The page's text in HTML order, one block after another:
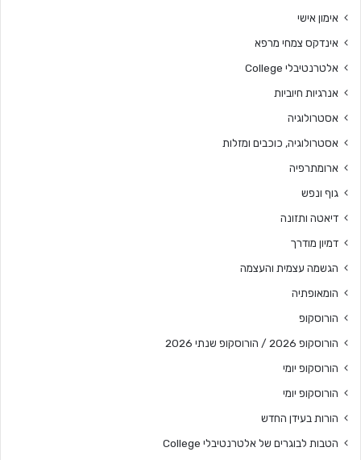
אימון אישי
אינדקס צמחי מרפא
אלטרנטיבלי College
אנרגיות חיוביות
אסטרולוגיה
אסטרולוגיה, כוכבים ומזלות
ארומתרפיה
גוף ונפש
דיאטה ותזונה
דמיון מודרך
הגשמה עצמית והעצמה
הומאופתיה
הורוסקופ
הורוסקופ 2026 / הורוסקופ שנתי 2026
הורוסקופ יומי
הורוסקופ יומי
הורות בעידן החדש
הטבות לבוגרים של אלטרנטיבלי College